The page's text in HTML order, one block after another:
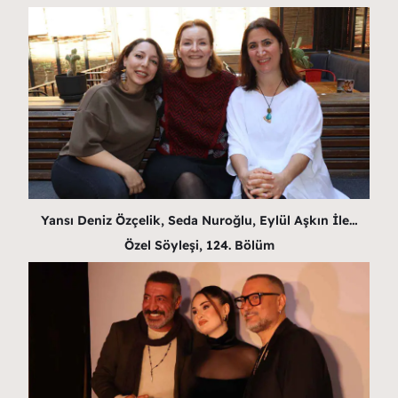
Yansı Deniz Özçelik, Seda Nuroğlu, Eylül Aşkın İle…
Özel Söyleşi, 124. Bölüm